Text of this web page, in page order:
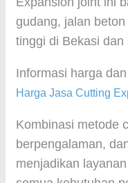
gudang, jalan
tinggi di Bekasi dan
Informasi harga
Harga Jasa Cutting
Kombinasi metode
berpengalaman,
menjadikan